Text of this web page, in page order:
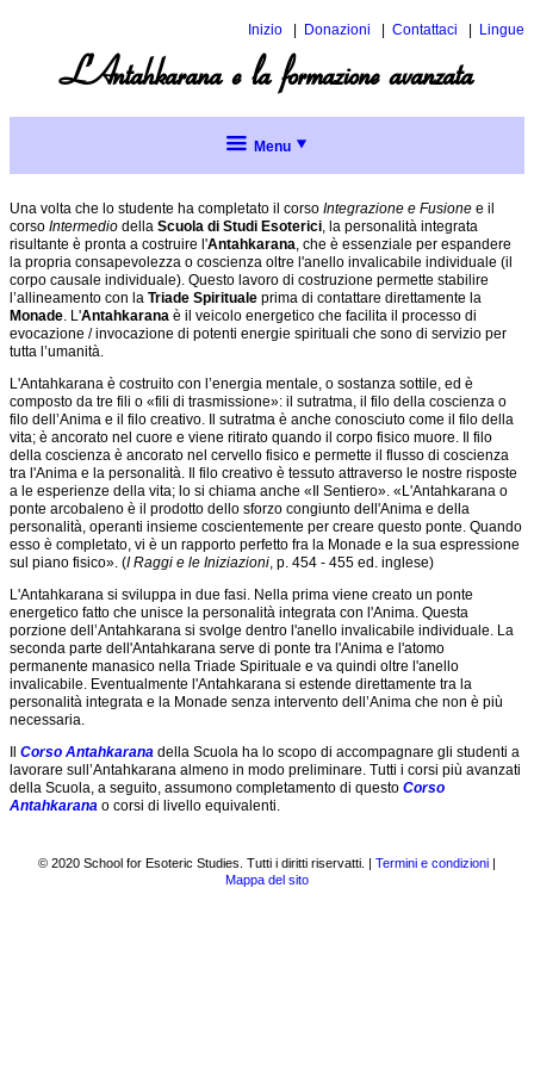
Inizio Donazioni Contattaci
Lingue
L'Antahkarana e la formazione avanzata
Menu
Descrizione
dei
corsi
Corsi
Sintesi
della
Saggezza
Eterna
Antahkarana
Materiali
supplementari
Spunti
per
il
lavoro
esoterico
Richiesta
di
ammissione
Menu
completo
Argomenti
attuali per
la
riflessione
Azione
sociale
inclusiva
Biblioteca
Che cosa
sono gli
Studi
Esoterici?
Collaborazione
intergruppo
Comprendere
il ritmo
creativo
Corsi
Scuola
Donazioni
Scuola
Una volta che lo studente ha completato il corso Integrazione e Fusione e il
corso Intermedio della Scuola di Studi Esoterici , la personalità integrata
risultante è pronta a costruire l'Antahkarana , che è essenziale per espandere
la propria consapevolezza o coscienza oltre l'anello invalicabile individuale (il
corpo causale individuale). Questo lavoro di costruzione permette stabilire
l’allineamento con la Triade Spirituale prima di contattare direttamente la
Monade . L'Antahkarana è il veicolo energetico che facilita il processo di
evocazione / invocazione di potenti energie spirituali che sono di servizio per
tutta l’umanità.
L'Antahkarana è costruito con l’energia mentale, o sostanza sottile, ed è
composto da tre fili o «fili di trasmissione»: il sutratma, il filo della coscienza o
filo dell’Anima e il filo creativo. Il sutratma è anche conosciuto come il filo della
vita; è ancorato nel cuore e viene ritirato quando il corpo fisico muore. Il filo
della coscienza è ancorato nel cervello fisico e permette il flusso di coscienza
tra l'Anima e la personalità. Il filo creativo è tessuto attraverso le nostre risposte
a le esperienze della vita; lo si chiama anche «Il Sentiero». «L'Antahkarana o
ponte arcobaleno è il prodotto dello sforzo congiunto dell'Anima e della
personalità, operanti insieme coscientemente per creare questo ponte. Quando
esso è completato, vi è un rapporto perfetto fra la Monade e la sua espressione
sul piano fisico». (I Raggi e le Iniziazioni , p. 454 - 455 ed. inglese)
L'Antahkarana si sviluppa in due fasi. Nella prima viene creato un ponte
energetico fatto che unisce la personalità integrata con l'Anima. Questa
porzione dell’Antahkarana si svolge dentro l'anello invalicabile individuale. La
seconda parte dell'Antahkarana serve di ponte tra l'Anima e l'atomo
permanente manasico nella Triade Spirituale e va quindi oltre l'anello
invalicabile. Eventualmente l'Antahkarana si estende direttamente tra la
personalità integrata e la Monade senza intervento dell’Anima che non è più
necessaria.
Il Corso Antahkarana della Scuola ha lo scopo di accompagnare gli studenti a
lavorare sull’Antahkarana almeno in modo preliminare. Tutti i corsi più avanzati
della Scuola, a seguito, assumono completamento di questo Corso
Antahkarana o corsi di livello equivalenti.
© 2020 School for Esoteric Studies. Tutti i diritti riservatti. | Termini e condizioni |
Mappa del sito